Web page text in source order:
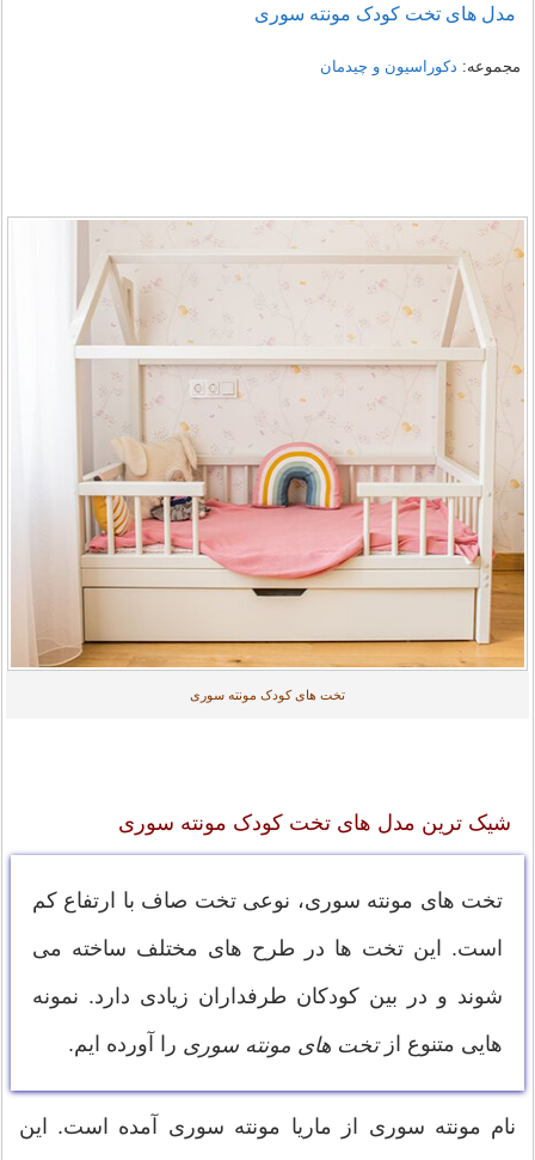
مدل های تخت کودک مونته سوری
مجموعه: دکوراسیون و چیدمان
تخت های کودک مونته سوری
شیک ترین مدل های تخت کودک مونته سوری
تخت های مونته سوری، نوعی تخت صاف با ارتفاع کم
است. این تخت ها در طرح های مختلف ساخته می
شوند و در بین کودکان طرفداران زیادی دارد. نمونه
هایی متنوع ازتخت های مونته سوری را آورده ایم.
نام مونته سوری از ماریا مونته سوری آمده است. این